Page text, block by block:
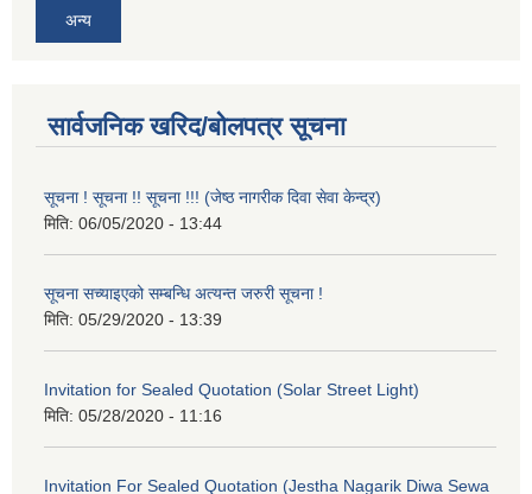
अन्य
सार्वजनिक खरिद/बोलपत्र सूचना
सूचना ! सूचना !! सूचना !!! (जेष्ठ नागरीक दिवा सेवा केन्द्र)
मिति: 06/05/2020 - 13:44
सूचना सच्याइएको सम्बन्धि अत्यन्त जरुरी सूचना !
मिति: 05/29/2020 - 13:39
Invitation for Sealed Quotation (Solar Street Light)
मिति: 05/28/2020 - 11:16
Invitation For Sealed Quotation (Jestha Nagarik Diwa Sewa